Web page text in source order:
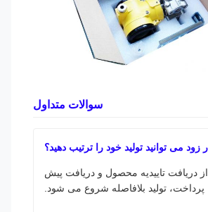
سوالات متداول
توانید تولید خود را ترتیب دهید؟
تاییدیه محصول و دریافت پیش
تولید بلافاصله شروع می شود.